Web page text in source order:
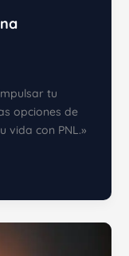
tu
opciones de
vida con PNL.»